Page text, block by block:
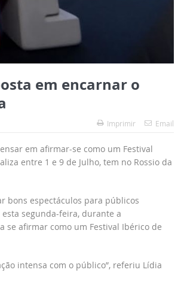
em encarnar o
Imprimir Email
em afirmar-se como um Festival
entre 1 e 9 de Julho, tem no Rossio da
bons espectáculos para públicos
segunda-feira, durante a
afirmar como um Festival Ibérico de
intensa com o público”, referiu Lídia